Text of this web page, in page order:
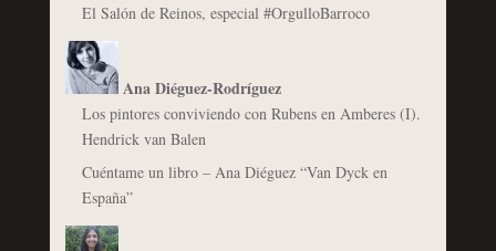
El Salón de Reinos, especial #OrgulloBarroco
Ana Diéguez-Rodríguez
Los pintores conviviendo con Rubens en Amberes (I).
Hendrick van Balen
Cuéntame un libro – Ana Diéguez “Van Dyck en
España”